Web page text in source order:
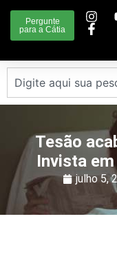
Pergunte
para a Cátia
Tesão
Invista
julho 5,